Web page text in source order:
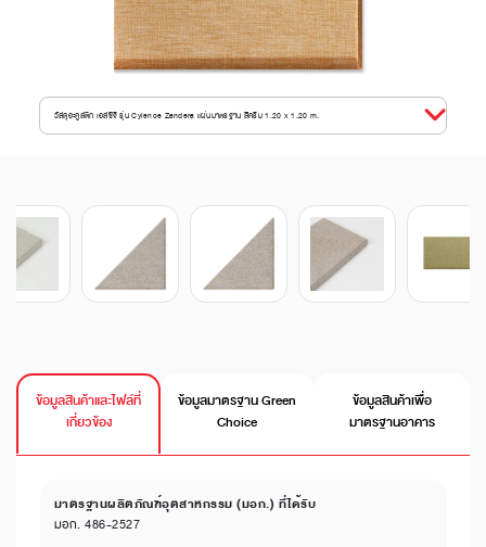
วัสดุอะคูสติก เอสซีจี รุ่น Cylence Zandera แผ่นมาตรฐาน สีครีม 1.20 x 1.20 m.
ข้อมูลสินค้าและไฟล์ที่
เกี่ยวข้อง
ข้อมูลมาตรฐาน Green
Choice
ข้อมูลสินค้าเพื่อ
มาตรฐานอาคาร
มาตรฐานผลิตภัณฑ์อุตสาหกรรม (มอก.) ที่ได้รับ
มอก. 486-2527